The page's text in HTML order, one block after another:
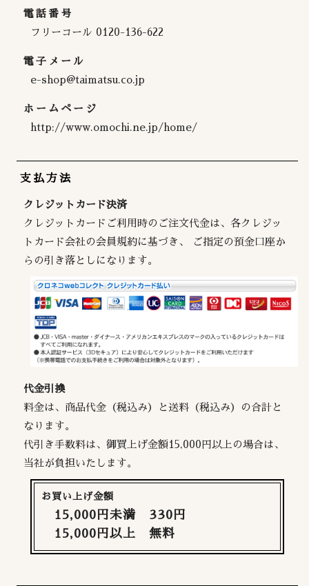
電話番号
フリーコール 0120-136-622
電子メール
e-shop@taimatsu.co.jp
ホームページ
http://www.omochi.ne.jp/home/
支払方法
クレジットカード決済
クレジットカードご利用時のご注文代金は、各クレジッ
トカード会社の会員規約に基づき、 ご指定の預金口座か
らの引き落としになります。
代金引換
料金は、商品代金（税込み）と送料（税込み）の合計と
なります。
代引き手数料は、御買上げ金額15,000円以上の場合は、
当社が負担いたします。
お買い上げ金額
15,000円未満 330円
15,000円以上 無料